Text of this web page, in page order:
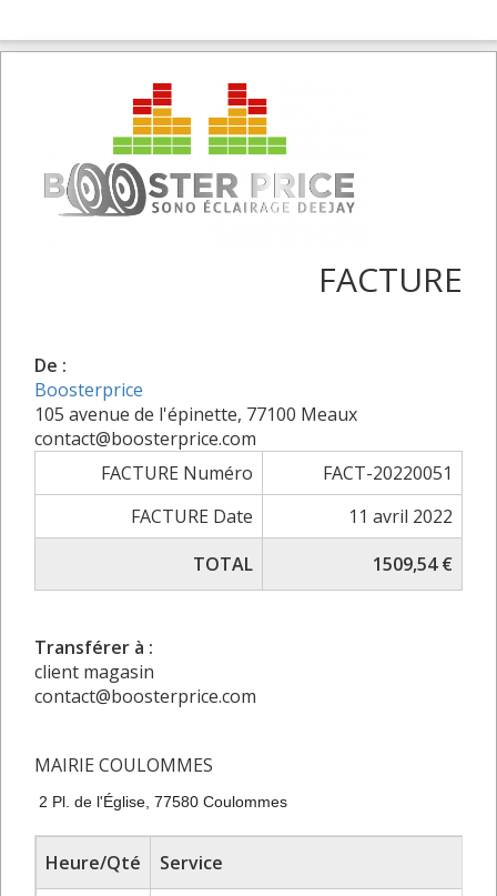
FACTURE
De :
Boosterprice
105 avenue de l'épinette, 77100 Meaux
contact@boosterprice.com
FACTURE Numéro
FACT-20220051
FACTURE Date
11 avril 2022
TOTAL
1509,54 €
Transférer à :
client magasin
contact@boosterprice.com
MAIRIE COULOMMES
2 Pl. de l'Église, 77580 Coulommes
Heure/Qté
Service